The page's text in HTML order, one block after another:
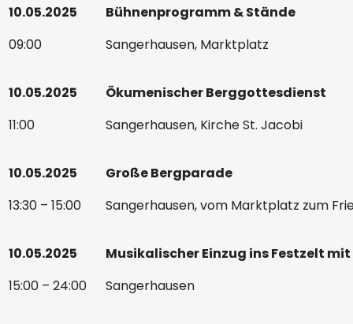
10.05.2025
09:00
Bühnenprogramm & Stände
Sangerhausen, Marktplatz
10.05.2025
11:00
Ökumenischer Berggottesdienst
Sangerhausen, Kirche St. Jacobi
10.05.2025
13:30 – 15:00
Große Bergparade
Sangerhausen, vom Marktplatz zum
10.05.2025
15:00 – 24:00
Musikalischer Einzug ins Festzelt
Sangerhausen